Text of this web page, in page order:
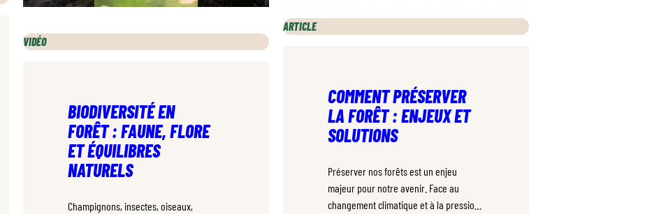
VIDÉO
BIODIVERSITÉ EN
FORÊT : FAUNE, FLORE
ET ÉQUILIBRES
NATURELS
Champignons, insectes, oiseaux,
ARTICLE
COMMENT PRÉSERVER
LA FORÊT : ENJEUX ET
SOLUTIONS
Préserver nos forêts est un enjeu
majeur pour notre avenir. Face au
changement climatique et à la pression